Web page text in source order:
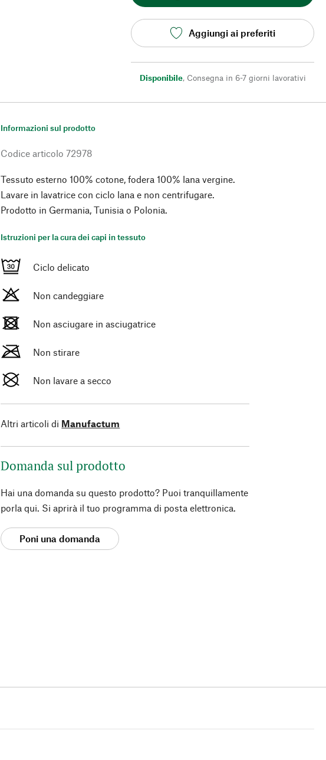
Aggiungi ai preferiti
Disponibile, Consegna in 6-7 giorni lavorativi
Informazioni sul prodotto
Codice articolo 72978
Tessuto esterno 100% cotone, fodera 100% lana vergine.
Lavare in lavatrice con ciclo lana e non centrifugare.
Prodotto in Germania, Tunisia o Polonia.
Istruzioni per la cura dei capi in tessuto
Ciclo delicato
Non candeggiare
Non asciugare in asciugatrice
Non stirare
Non lavare a secco
Altri articoli di Manufactum
Domanda sul prodotto
Hai una domanda su questo prodotto? Puoi tranquillamente
porla qui. Si aprirà il tuo programma di posta elettronica.
Poni una domanda